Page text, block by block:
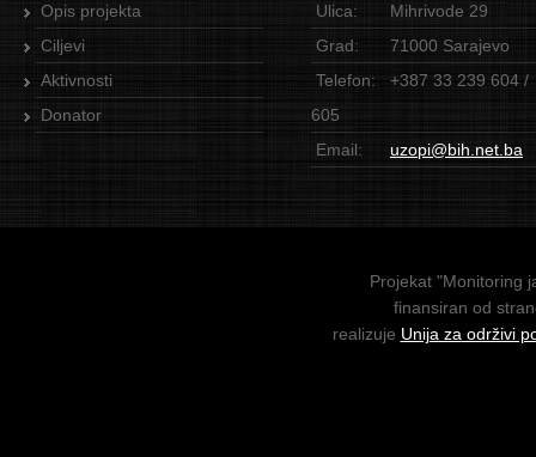
Opis projekta
Ciljevi
Aktivnosti
Donator
Ulica:
Mihrivode 29
Grad:
71000 Sarajevo
Telefon:
+387 33 239 604 /
605
Email:
uzopi@bih.net.ba
Projekat "Monitoring
finansiran od
realizuje Unija za održivi